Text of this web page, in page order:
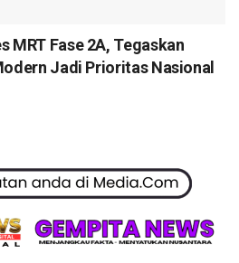
MRT Fase 2A, Tegaskan
Jadi Prioritas Nasional